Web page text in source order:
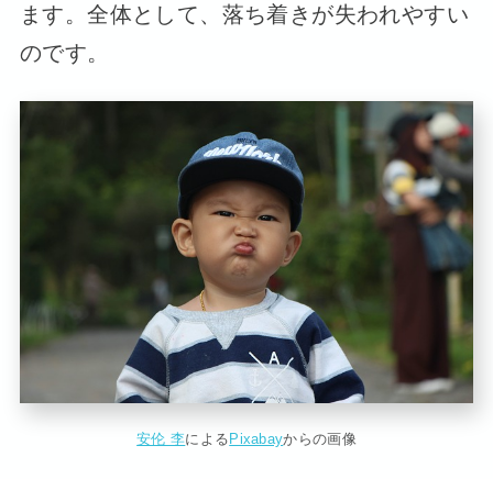
ます。全体として、落ち着きが失われやすい
のです。
安伦 李による Pixabayからの画像